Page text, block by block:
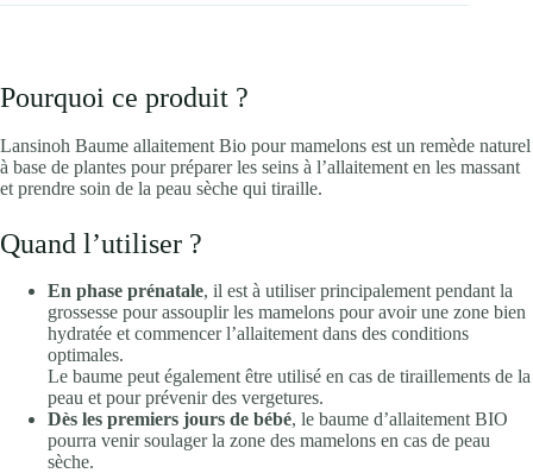
Pourquoi ce produit ?
Lansinoh Baume allaitement Bio pour mamelons est un remède naturel
à base de plantes pour préparer les seins à l’allaitement en les massant
et prendre soin de la peau sèche qui tiraille.
Quand l’utiliser ?
En phase prénatale, il est à utiliser principalement pendant la
grossesse pour assouplir les mamelons pour avoir une zone bien
hydratée et commencer l’allaitement dans des conditions
optimales.
Le baume peut également être utilisé en cas de tiraillements de la
peau et pour prévenir des vergetures.
Dès les premiers jours de bébé, le baume d’allaitement BIO
pourra venir soulager la zone des mamelons en cas de peau
sèche.